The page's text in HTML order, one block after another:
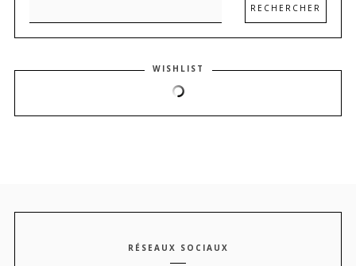
WISHLIST
RÉSEAUX SOCIAUX